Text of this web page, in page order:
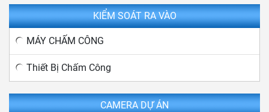
KIỂM SOÁT RA VÀO
MÁY CHẤM CÔNG
Thiết Bị Chấm Công
CAMERA DỰ ÁN